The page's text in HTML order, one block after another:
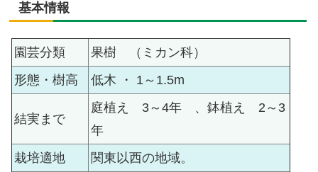
基本情報
園芸分類
果樹 （ミカン科）
形態・樹高
低木 ・ 1～1.5m
結実まで
庭植え 3～4年 、鉢植え 2～3
年
栽培適地
関東以西の地域。